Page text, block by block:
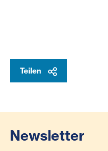
Teilen
Newsletter